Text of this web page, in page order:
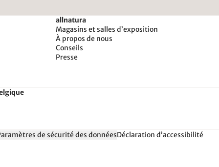
allnatura
Magasins et salles d’exposition
À propos de nous
Conseils
Presse
de sécurité des donnéesDéclaration d’accessibilité